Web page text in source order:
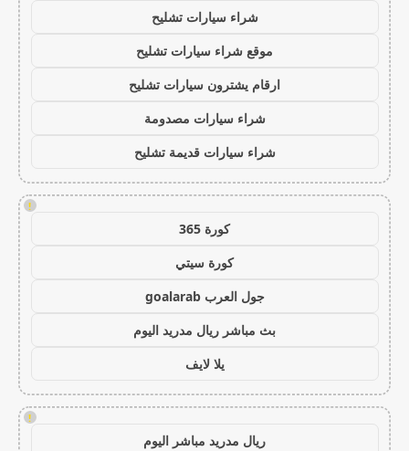
شراء سيارات تشليح
موقع شراء سيارات تشليح
ارقام يشترون سيارات تشليح
شراء سيارات مصدومة
شراء سيارات قديمة تشليح
!
كورة 365
كورة سيتي
جول العرب goalarab
بث مباشر ريال مدريد اليوم
يلا لايف
!
ريال مدريد مباشر اليوم